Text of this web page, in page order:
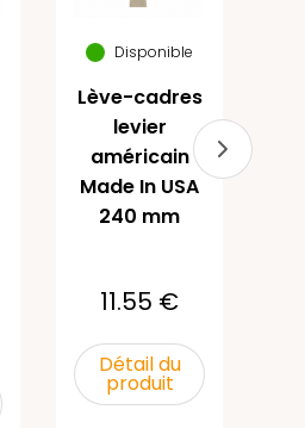
Disponible
Lève-cadres
levier
américain
Made In USA
240 mm
11.55 €
Détail du
produit